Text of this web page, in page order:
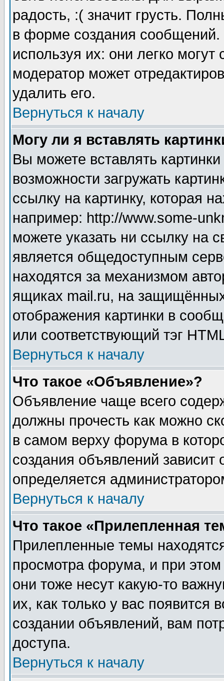
радость, :( значит грусть.
в форме создания сообщений.
используя их: они легко
модератор может
удалить его.
Вернуться к началу
Могу ли я вставлять
Вы можете вставлять
возможности загружать
ссылку на картинку, которая
например: http://www.some-
можете указать ни ссылку на
является общедоступным
находятся за механизмом
ящиках mail.ru, на
отображения картинки в
или соответствующий тэг
Вернуться к началу
Что такое «Объявление»?
Объявление чаще всего
должны прочесть как можно
в самом верху форума в
создания объявлений зависит
определяется
Вернуться к началу
Что такое «Прилепленная
Прилепленные темы
просмотра форума, и при
они тоже несут какую-то
их, как только у вас появится
создании объявлений, вам
доступа.
Вернуться к началу